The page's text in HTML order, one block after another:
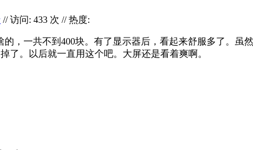
// 访问: 433 次 // 热度:
，一共不到400块。有了显示器后，看起来舒服多了。虽
了。以后就一直用这个吧。大屏还是看着爽啊。